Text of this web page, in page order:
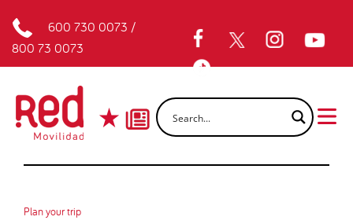
600 730 0073 /
800 73 0073
Plan your trip